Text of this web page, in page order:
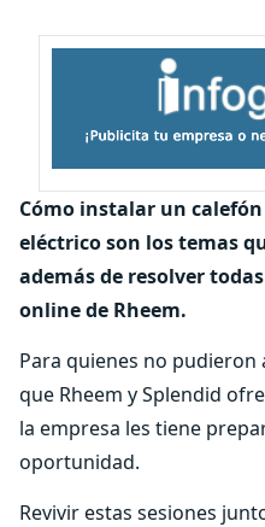
Cómo instalar un
eléctrico son los temas
además de resolver
online de Rheem.
Para quienes no pudieron
que Rheem y Splendid
la empresa les tiene
oportunidad.
Revivir estas sesiones